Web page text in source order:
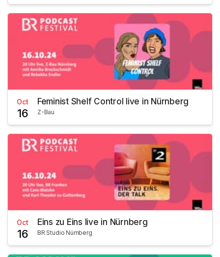
Oct
16
Feminist Shelf Control live in Nürnberg
Z-Bau
Oct
16
Eins zu Eins live in Nürnberg
BR Studio Nürnberg